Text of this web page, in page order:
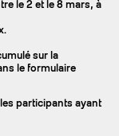
le 2 et le 8 mars, à
sur la
le formulaire
participants ayant